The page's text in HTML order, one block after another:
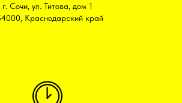
г. Сочи, ул. Титова, дом 1
Краснодарский край